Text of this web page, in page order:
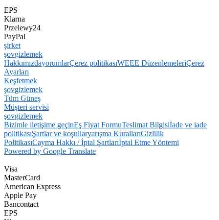
EPS
Klarna
Przelewy24
PayPal
şirket
şovgizlemek
HakkımızdayorumlarÇerez politikasıWEEE DüzenlemeleriÇerez
Ayarları
Keşfetmek
şovgizlemek
Tüm Güneş
Müşteri servisi
şovgizlemek
Bizimle iletişime geçinEş Fiyat FormuTeslimat Bilgisiİade ve iade
politikasıŞartlar ve koşullaryarışma KurallarıGizlilik
PolitikasıCayma Hakkı / İptal Şartlarıİptal Etme Yöntemi
Powered by Google Translate
Visa
MasterCard
American Express
Apple Pay
Bancontact
EPS